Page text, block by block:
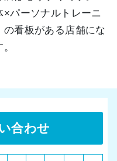
×パーソナルトレーニ
の看板がある店舗にな
合わせ